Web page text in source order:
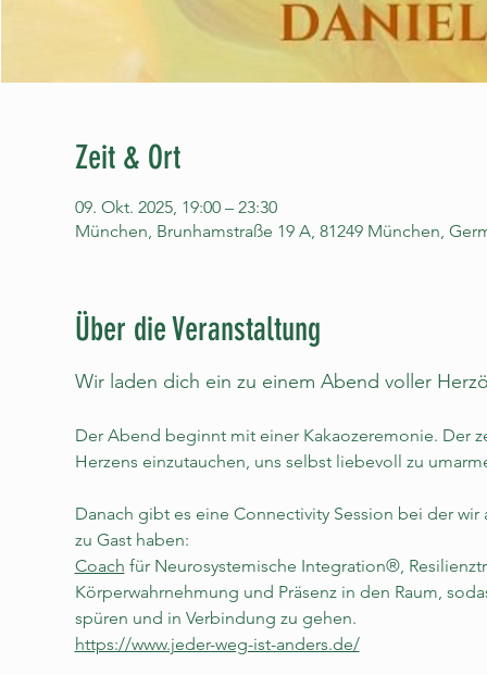
Zeit & Ort
09. Okt. 2025, 19:00 – 23:30
München, Brunhamstraße 19 A, 81249 München,
Über die Veranstaltung
Wir laden dich ein zu einem Abend voller
Der Abend beginnt mit einer Kakaozeremonie. Der
Herzens einzutauchen, uns selbst liebevoll zu
Danach gibt es eine Connectivity Session bei der
zu Gast haben:
Coach für Neurosystemische Integration®,
Körperwahrnehmung und Präsenz in den Raum,
spüren und in Verbindung zu gehen.
https://www.jeder-weg-ist-anders.de/